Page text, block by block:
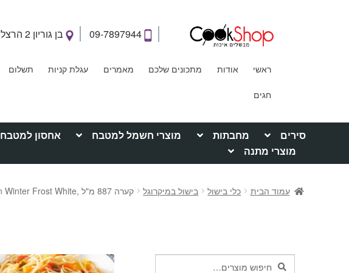
09-7897944 בן גוריון 2 הרצליה
ראשי אודות מתכונים שלכם מאמרים עגלת קניות תשלום
חגים
סירים מחבתות מוצרי חשמל למטבח אחסון למטבח
מוצרי מתנה
עמוד הבית כלי בישול בישול במיקרוגל קערה 887 מ"ל ,Modern Winter Frost White
חיפושחיפוש